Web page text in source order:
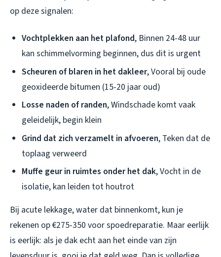
op deze signalen:
Vochtplekken aan het plafond, Binnen 24-48 uur
kan schimmelvorming beginnen, dus dit is urgent
Scheuren of blaren in het dakleer, Vooral bij oude
geoxideerde bitumen (15-20 jaar oud)
Losse naden of randen, Windschade komt vaak
geleidelijk, begin klein
Grind dat zich verzamelt in afvoeren, Teken dat de
toplaag verweerd
Muffe geur in ruimtes onder het dak, Vocht in de
isolatie, kan leiden tot houtrot
Bij acute lekkage, water dat binnenkomt, kun je
rekenen op €275-350 voor spoedreparatie. Maar eerlijk
is eerlijk: als je dak echt aan het einde van zijn